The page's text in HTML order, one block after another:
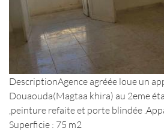
DescriptionAgence agréée loue un
Douaouda(Magtaa khira) au 2eme
,peinture refaite et porte blindée
Superficie : 75 m2